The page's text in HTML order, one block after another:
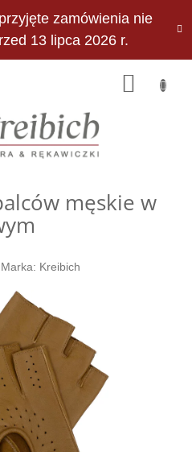
zamówienia nie
13 lipca 2026 r.
męskie w
Marka: Kreibich